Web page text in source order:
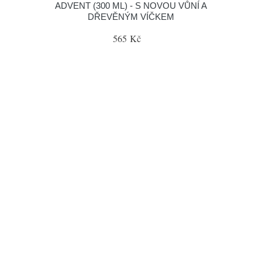
ADVENT (300 ML) - S NOVOU VŮNÍ A
DŘEVĚNÝM VÍČKEM
565 Kč